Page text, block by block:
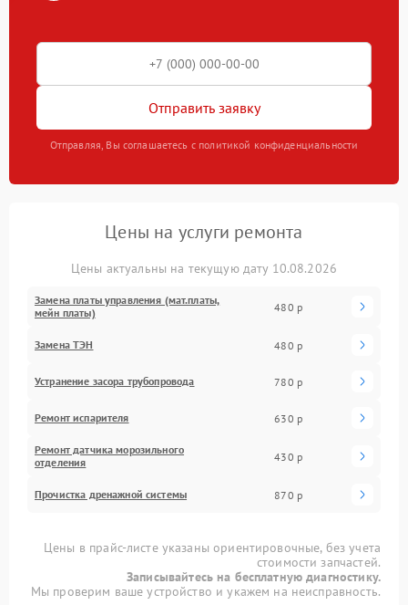
Отправить заявку
Отправляя, Вы соглашаетесь с политикой конфиденциальности
Цены на услуги ремонта
Цены актуальны на текущую дату 10.08.2026
Замена платы управления (мат.платы,
мейн платы)
480 р
Замена ТЭН 480 р
Устранение засора трубопровода 780 р
Ремонт испарителя 630 р
Ремонт датчика морозильного
отделения
430 р
Прочистка дренажной системы 870 р
Цены в прайс-листе указаны ориентировочные, без учета
стоимости запчастей.
Записывайтесь на бесплатную диагностику.
Мы проверим ваше устройство и укажем на неисправность.